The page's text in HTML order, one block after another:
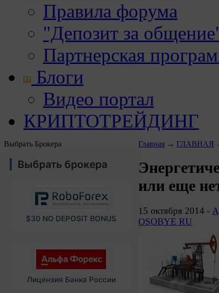
Правила форума
"Депозит за
Партнерская
Блоги
Видео портал
КРИПТОТРЕЙДИНГ
Выбрать Брокера
Выбрать брокера
$30 NO DEPOSIT BONUS
Лицензия Банка России
Главная → ГЛАВНАЯ
или еще
15 октября 2014 -
OSOBYE RU